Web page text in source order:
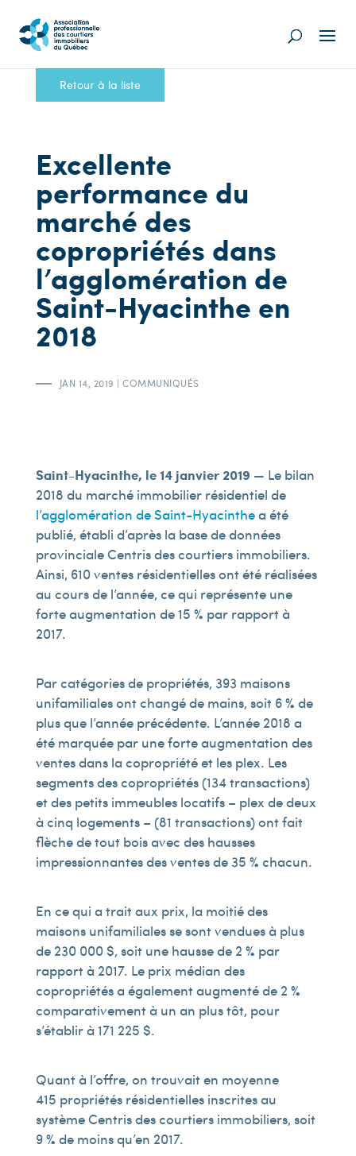
Retour à la liste
Excellente
performance du
marché des
copropriétés dans
l’agglomération de
Saint-Hyacinthe en
2018
JAN 14, 2019 |COMMUNIQUÉS
Saint-Hyacinthe, le 14 janvier 2019 — Le bilan
2018 du marché immobilier résidentiel de
l’agglomération de Saint-Hyacinthea été
publié, établi d’après la base de données
provinciale Centris des courtiers immobiliers.
Ainsi, 610 ventes résidentielles ont été réalisées
au cours de l’année, ce qui représente une
forte augmentation de 15 % par rapport à
2017.
Par catégories de propriétés, 393 maisons
unifamiliales ont changé de mains, soit 6 % de
plus que l’année précédente. L’année 2018 a
été marquée par une forte augmentation des
ventes dans la copropriété et les plex. Les
segments des copropriétés (134 transactions)
et des petits immeubles locatifs – plex de deux
à cinq logements – (81 transactions) ont fait
flèche de tout bois avec des hausses
impressionnantes des ventes de 35 % chacun.
En ce qui a trait aux prix, la moitié des
maisons unifamiliales se sont vendues à plus
de 230 000 $, soit une hausse de 2 % par
rapport à 2017. Le prix médian des
copropriétés a également augmenté de 2 %
comparativement à un an plus tôt, pour
s’établir à 171 225 $.
Quant à l’offre, on trouvait en moyenne
415 propriétés résidentielles inscrites au
système Centris des courtiers immobiliers, soit
9 % de moins qu’en 2017.